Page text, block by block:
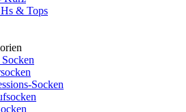
& Tops
Socken